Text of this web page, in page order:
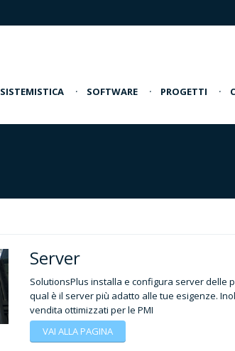
SISTEMISTICA · SOFTWARE · PROGETTI ·
Server
SolutionsPlus installa e configura server delle
qual è il server più adatto alle tue esigenze.
vendita ottimizzati per le PMI
VAI ALLA PAGINA